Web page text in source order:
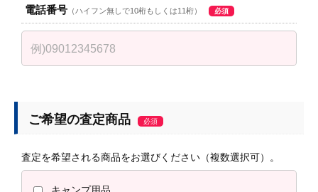
電話番号 （ハイフン無しで10桁もしくは11桁） 必須
ご希望の査定商品 必須
査定を希望される商品をお選びください（複数選択可）。